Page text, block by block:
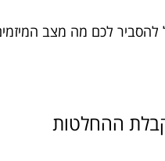
להסביר לכם מה מצב
קבלת ההחלטות